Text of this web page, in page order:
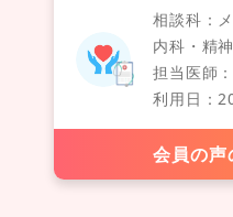
相談科：
内科・精
担当医師
利用日：
会員の声